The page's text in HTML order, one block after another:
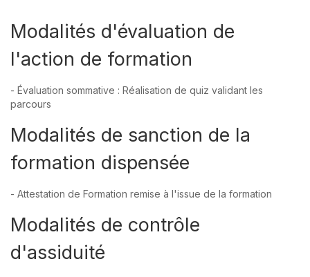
Modalités d'évaluation de
l'action de formation
- Évaluation sommative : Réalisation de quiz validant les
parcours
Modalités de sanction de la
formation dispensée
- Attestation de Formation remise à l'issue de la formation
Modalités de contrôle
d'assiduité